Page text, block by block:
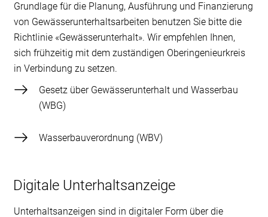
Grundlage für die Planung, Ausführung und Finanzierung
von Gewässerunterhaltsarbeiten benutzen Sie bitte die
Richtlinie «Gewässerunterhalt». Wir empfehlen Ihnen,
sich frühzeitig mit dem zuständigen Oberingenieurkreis
in Verbindung zu setzen.
Gesetz über Gewässerunterhalt und Wasserbau
(WBG)
Wasserbauverordnung (WBV)
Digitale Unterhaltsanzeige
Unterhaltsanzeigen sind in digitaler Form über die